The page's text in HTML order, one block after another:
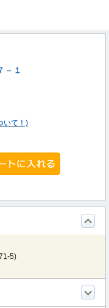
１
いて！)
5)